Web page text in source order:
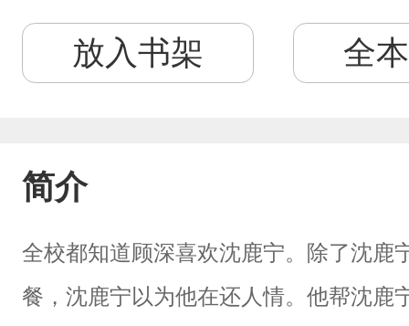
放入书架 全
简介
全校都知道顾深喜欢沈鹿宁。除了沈鹿
餐，沈鹿宁以为他在还人情。他帮沈鹿